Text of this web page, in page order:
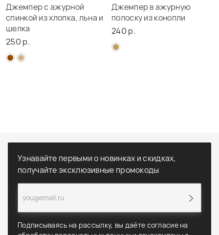
Джемпер с ажурной
спинкой из хлопка, льна и
шелка
250 р.
Джемпер в ажурную
полоску из конопли
240 р.
Узнавайте первыми о новинках и скидках,
получайте эксклюзивные промокоды
Подписываясь на рассылку, вы даёте согласие на